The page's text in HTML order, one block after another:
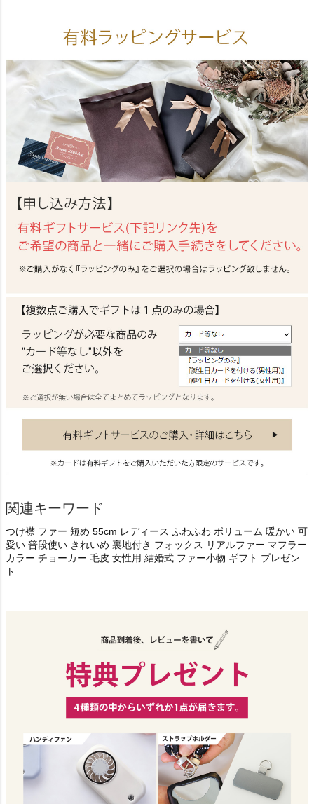
関連キーワード
つけ襟 ファー 短め 55cm レディース ふわふわ ボリューム 暖かい 可
愛い 普段使い きれいめ 裏地付き フォックス リアルファー マフラー
カラー チョーカー 毛皮 女性用 結婚式 ファー小物 ギフト プレゼン
ト